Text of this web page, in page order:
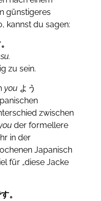
günstigeres
kannst du sagen:
zu sein.
youよう
zwischen
der formellere
in der
Japanisch
für „diese Jacke
。